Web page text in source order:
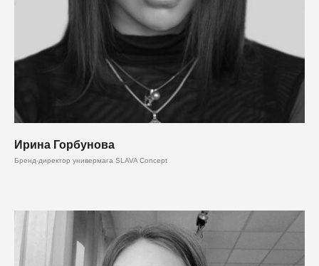
Ирина Горбунова
Бренд-директор универмага SLAVA Concept